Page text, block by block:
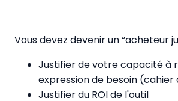
Vous devez devenir un “acheteur
Justifier de votre capacité à
expression de besoin (cahier
Justifier du ROI de l'outil